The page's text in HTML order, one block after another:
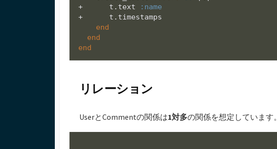
+      t.text
:name
+      t.timestamps
end
end
end
リレーション
UserとCommentの関係は1対多の関係を想定しています。